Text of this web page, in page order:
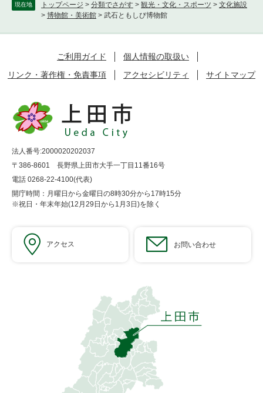
現在地 トップページ > 分類でさがす > 観光・文化・スポーツ > 文化施設
> 博物館・美術館 > 武石ともしび博物館
ご利用ガイド
個人情報の取扱い
リンク・著作権・免責事項
アクセシビリティ サイトマップ
法人番号:2000020202037
〒386-8601 長野県上田市大手一丁目11番16号
電話 0268-22-4100(代表)
開庁時間：月曜日から金曜日の8時30分から17時15分
※祝日・年末年始(12月29日から1月3日)を除く
アクセス お問い合わせ